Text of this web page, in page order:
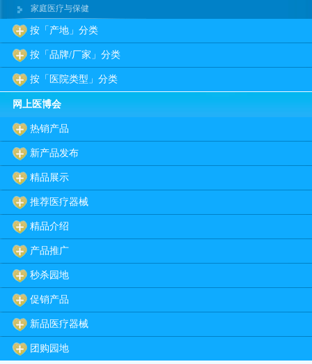
家庭医疗与保健
按「产地」分类
按「品牌/厂家」分类
按「医院类型」分类
网上医博会
热销产品
新产品发布
精品展示
推荐医疗器械
精品介绍
产品推广
秒杀园地
促销产品
新品医疗器械
团购园地